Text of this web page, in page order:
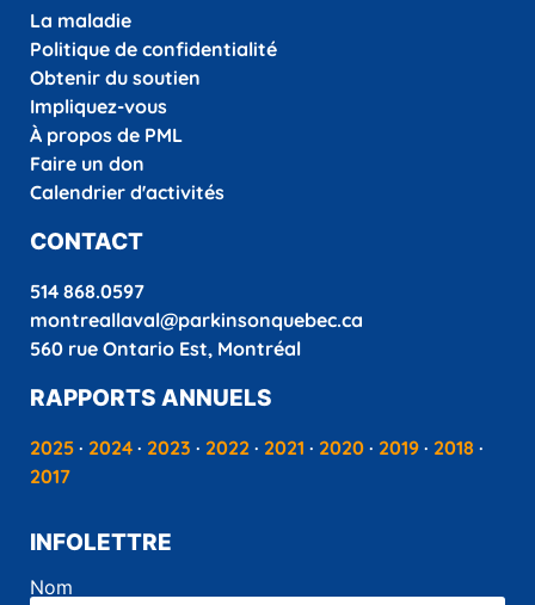
La maladie
Politique de confidentialité
Obtenir du soutien
Impliquez-vous
À propos de PML
Faire un don
Calendrier d'activités
CONTACT
514 868.0597
montreallaval@parkinsonquebec.ca
560 rue Ontario Est, Montréal
RAPPORTS ANNUELS
2025 · 2024 · 2023 · 2022 · 2021 · 2020 · 2019 · 2018 ·
2017
INFOLETTRE
Nom